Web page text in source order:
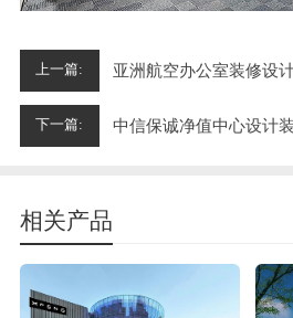
上一篇: 亚洲航空办公室装修设
下一篇: 中信保诚净值中心设计
相关产品